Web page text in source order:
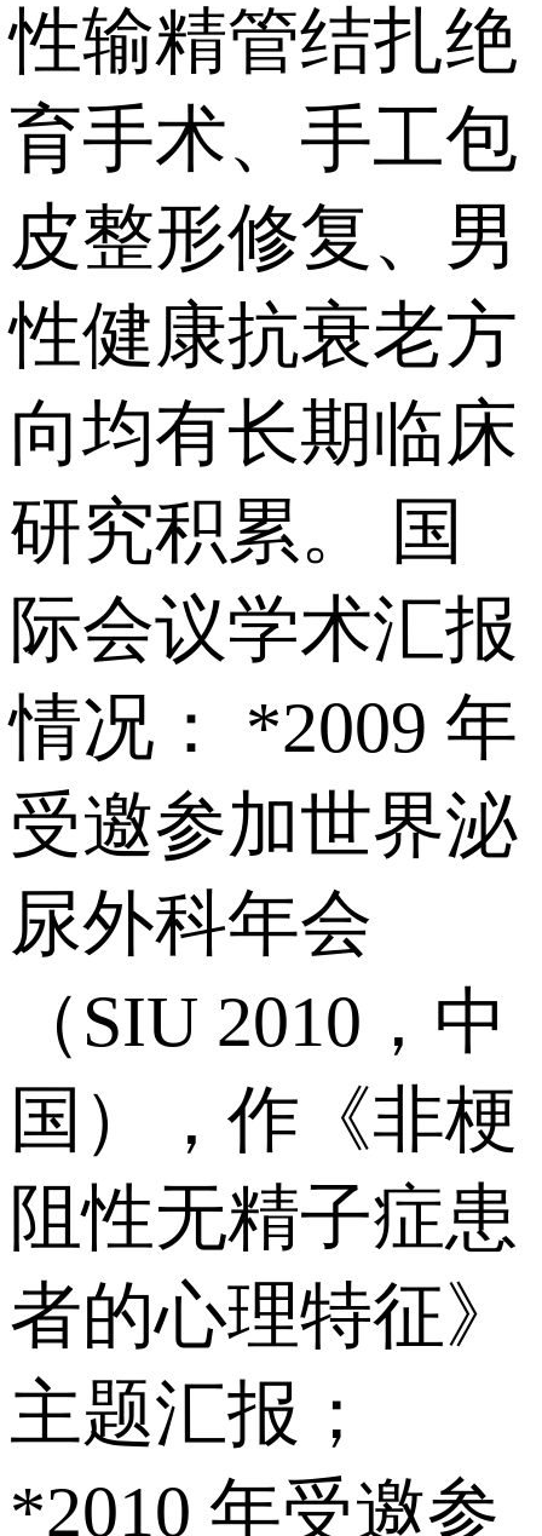
性输精管结扎绝
育手术、手工包
皮整形修复、男
性健康抗衰老方
向均有长期临床
研究积累。 国
际会议学术汇报
情况： *2009 年
受邀参加世界泌
尿外科年会
（SIU 2010，中
国），作《非梗
阻性无精子症患
者的心理特征》
主题汇报；
*2010 年受邀参